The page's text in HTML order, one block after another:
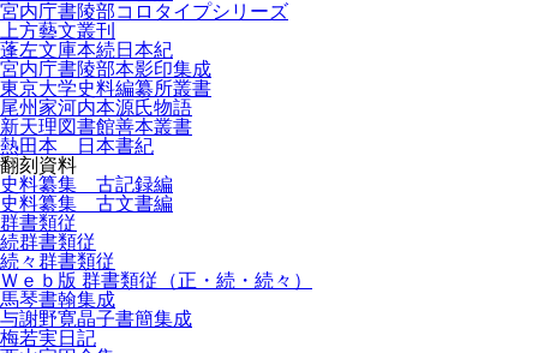
宮内庁書陵部コロタイプシリーズ
上方藝文叢刊
蓬左文庫本続日本紀
宮内庁書陵部本影印集成
東京大学史料編纂所叢書
尾州家河内本源氏物語
新天理図書館善本叢書
熱田本 日本書紀
翻刻資料
史料纂集 古記録編
史料纂集 古文書編
群書類従
続群書類従
続々群書類従
Ｗｅｂ版 群書類従（正・続・続々）
馬琴書翰集成
与謝野寛晶子書簡集成
梅若実日記